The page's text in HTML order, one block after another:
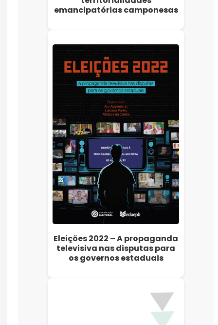
emancipatórias camponesas
Eleições 2022 – A propaganda
televisiva nas disputas para
os governos estaduais